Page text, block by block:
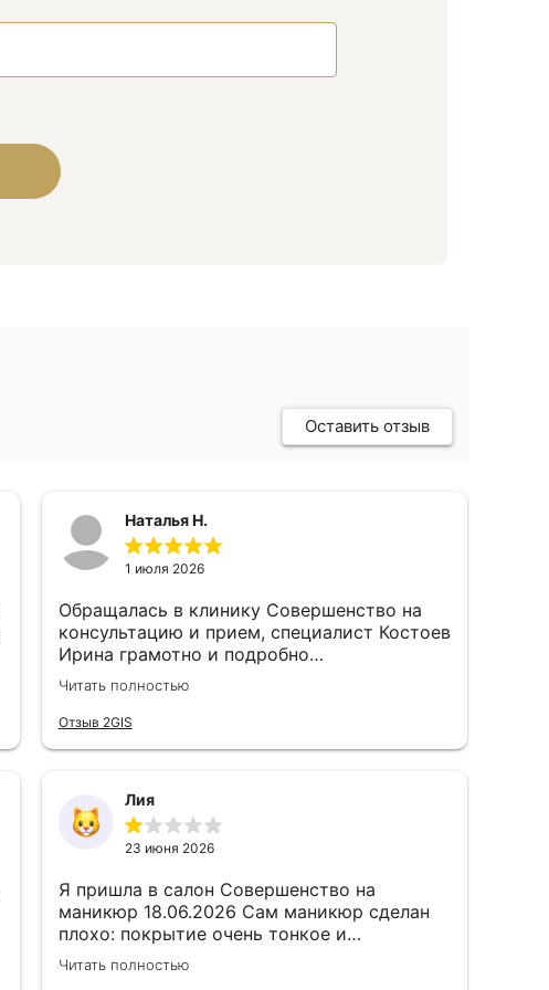
Оставить отзыв
Наталья Н.
1 июля 2026
Обращалась в клинику Совершенство на
консультацию и прием, специалист Костоев
Ирина грамотно и подробно
проконсультировала, мои страхи
улетучились и провели необходимую
процедуру лазером. Очень довольна☺Всем
Читать полностью
Отзыв 2GIS
Лия
23 июня 2026
Я пришла в салон Совершенство на
маникюр 18.06.2026 Сам маникюр сделан
плохо: покрытие очень тонкое и
неаккуратное, совсем не похож на только
сделанный маникюр, маникюр выполнен в
Читать полностью